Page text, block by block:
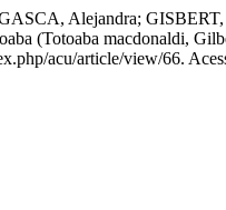
Alejandra;
(Totoaba macdonaldi,
acu/article/view/66.